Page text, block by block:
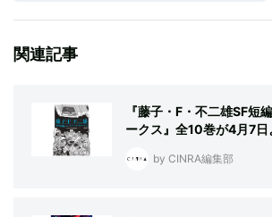
関連記事
『藤子・F・不二雄SF短
ークス』全10巻が4月7日
by CINRA編集部